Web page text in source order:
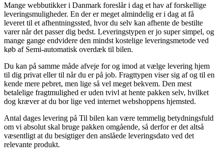
Mange webbutikker i Danmark foreslår i dag et hav af forskellige
leveringsmuligheder. En der er meget almindelig er i dag at få
leveret til et afhentningssted, hvor du selv kan afhente de bestilte
varer når det passer dig bedst. Leveringstypen er jo super simpel, og
mange gange endvidere den mindst kostelige leveringsmetode ved
køb af Semi-automatisk overdæk til bilen.
Du kan på samme måde afveje for og imod at vælge levering hjem
til dig privat eller til når du er på job. Fragttypen viser sig af og til en
kende mere pebret, men lige så vel meget bekvem. Den mest
betalelige fragtmulighed er uden tvivl at hente pakken selv, hvilket
dog kræver at du bor lige ved internet webshoppens hjemsted.
Antal dages levering på Til bilen kan være temmelig betydningsfuld
om vi absolut skal bruge pakken omgående, så derfor er det altså
væsentligt at du besigtiger den anslåede leveringsdato ved det
relevante produkt.